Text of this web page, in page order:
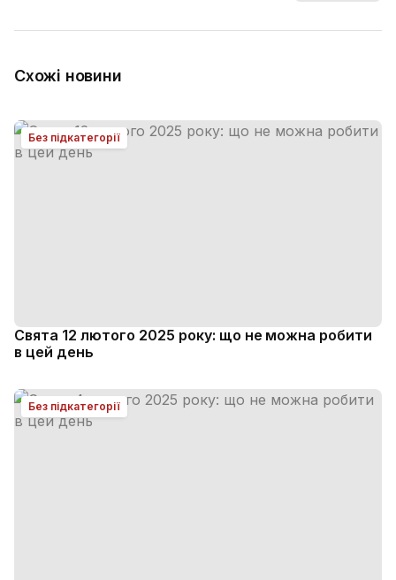
Схожі новини
Без підкатегорії
Свята 12 лютого 2025 року: що не можна робити
в цей день
Без підкатегорії